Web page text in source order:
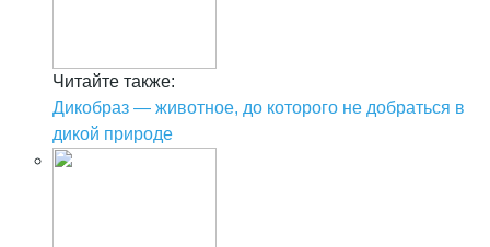
Читайте также:
Дикобраз — животное, до которого не добраться в
дикой природе